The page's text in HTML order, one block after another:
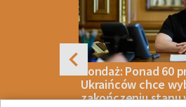
Sondaż: Ponad 60
Ukraińców chce
zakończeniu stanu